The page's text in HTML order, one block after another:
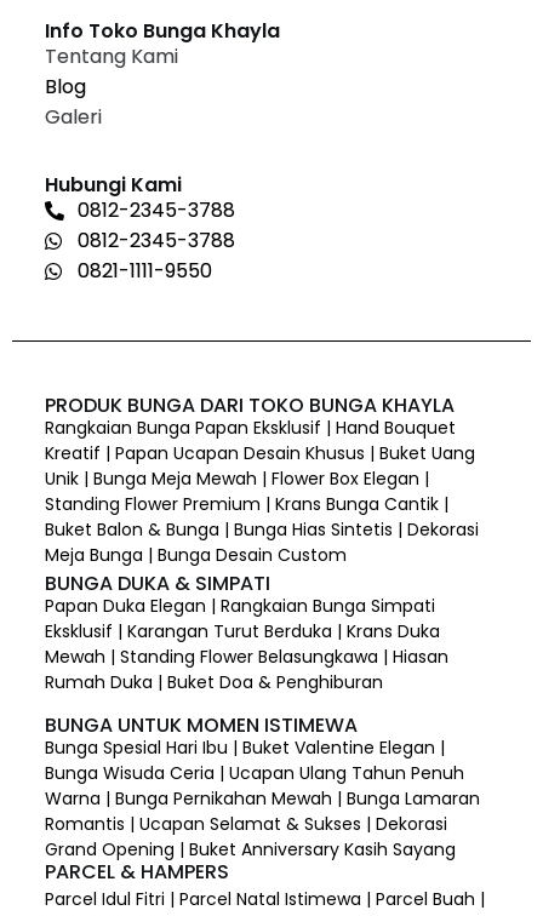
Info Toko Bunga Khayla
Tentang Kami
Blog
Galeri
Hubungi Kami
0812-2345-3788
0812-2345-3788
0821-1111-9550
PRODUK BUNGA DARI TOKO BUNGA KHAYLA
Rangkaian Bunga Papan Eksklusif | Hand Bouquet
Kreatif | Papan Ucapan Desain Khusus | Buket Uang
Unik | Bunga Meja Mewah | Flower Box Elegan |
Standing Flower Premium | Krans Bunga Cantik |
Buket Balon & Bunga | Bunga Hias Sintetis | Dekorasi
Meja Bunga | Bunga Desain Custom
BUNGA DUKA & SIMPATI
Papan Duka Elegan | Rangkaian Bunga Simpati
Eksklusif | Karangan Turut Berduka | Krans Duka
Mewah | Standing Flower Belasungkawa | Hiasan
Rumah Duka | Buket Doa & Penghiburan
BUNGA UNTUK MOMEN ISTIMEWA
Bunga Spesial Hari Ibu | Buket Valentine Elegan |
Bunga Wisuda Ceria | Ucapan Ulang Tahun Penuh
Warna | Bunga Pernikahan Mewah | Bunga Lamaran
Romantis | Ucapan Selamat & Sukses | Dekorasi
Grand Opening | Buket Anniversary Kasih Sayang
PARCEL & HAMPERS
Parcel Idul Fitri | Parcel Natal Istimewa | Parcel Buah |